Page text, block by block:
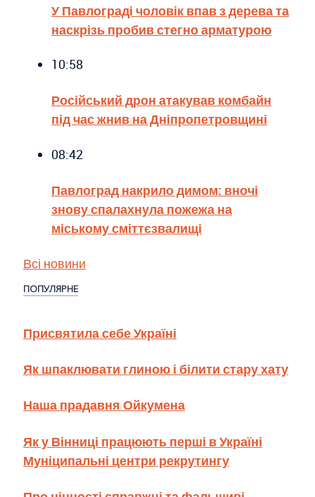
У Павлограді чоловік впав з дерева та
наскрізь пробив стегно арматурою
10:58
Російський дрон атакував комбайн
під час жнив на Дніпропетровщині
08:42
Павлоград накрило димом: вночі
знову спалахнула пожежа на
міському сміттєзвалищі
Всі новини
ПОПУЛЯРНЕ
Присвятила себе Україні
Як шпаклювати глиною і білити стару хату
Наша прадавня Ойкумена
Як у Вінниці працюють перші в Україні
Муніципальні центри рекрутингу